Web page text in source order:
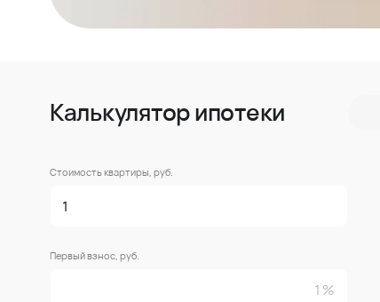
Калькулятор ипотеки
Стоимость квартиры, руб.
Первый взнос, руб.